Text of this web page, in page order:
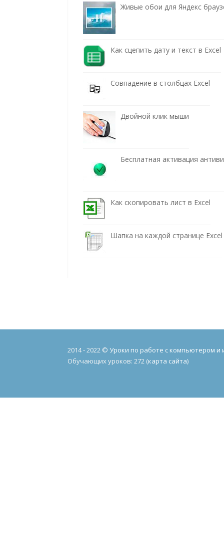
Живые обои для Яндекс
Как сцепить дату и текст в Excel
Совпадение в столбцах Excel
Двойной клик мыши
Бесплатная активация
Как скопировать лист в Excel
Шапка на каждой странице Excel
2014 - 2022 © Уроки по работе с компьютером и
Обучающих уроков: 272 (карта сайта)